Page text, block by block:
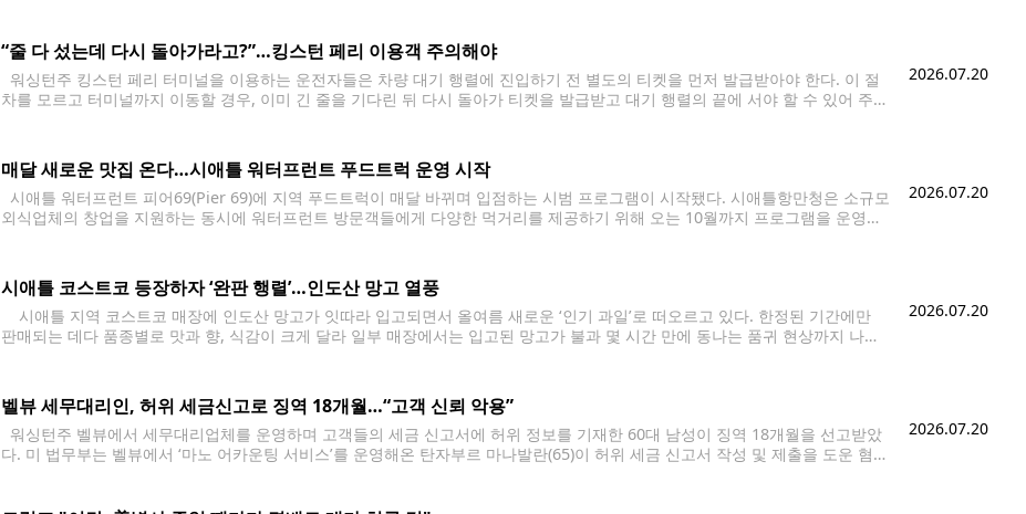
“줄 다 섰는데 다시 돌아가라고?”…킹스턴 페리 이용객 주의해야
워싱턴주 킹스턴 페리 터미널을 이용하는 운전자들은 차량 대기 행렬에 진입하기 전 별도의 티켓을 먼저 발급받아야 한다. 이 절
차를 모르고 터미널까지 이동할 경우, 이미 긴 줄을 기다린 뒤 다시 돌아가 티켓을 발급받고 대기 행렬의 끝에 서야 할 수 있어 주의
2026.07.20
매달 새로운 맛집 온다…시애틀 워터프런트 푸드트럭 운영 시작
시애틀 워터프런트 피어69(Pier 69)에 지역 푸드트럭이 매달 바뀌며 입점하는 시범 프로그램이 시작됐다. 시애틀항만청은 소규모
외식업체의 창업을 지원하는 동시에 워터프런트 방문객들에게 다양한 먹거리를 제공하기 위해 오는 10월까지 프로그램을 운영한
2026.07.20
시애틀 코스트코 등장하자 ‘완판 행렬’…인도산 망고 열풍
시애틀 지역 코스트코 매장에 인도산 망고가 잇따라 입고되면서 올여름 새로운 ‘인기 과일’로 떠오르고 있다. 한정된 기간에만
판매되는 데다 품종별로 맛과 향, 식감이 크게 달라 일부 매장에서는 입고된 망고가 불과 몇 시간 만에 동나는 품귀 현상까지 나타
2026.07.20
벨뷰 세무대리인, 허위 세금신고로 징역 18개월…“고객 신뢰 악용”
워싱턴주 벨뷰에서 세무대리업체를 운영하며 고객들의 세금 신고서에 허위 정보를 기재한 60대 남성이 징역 18개월을 선고받았
다. 미 법무부는 벨뷰에서 ‘마노 어카운팅 서비스’를 운영해온 탄자부르 마나발란(65)이 허위 세금 신고서 작성 및 제출을 도운 혐의
2026.07.20